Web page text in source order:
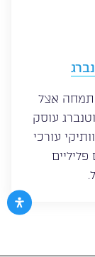
עורכי הדין משנת 1997, התמחה אצל
עוסק
הינו מוותיקי עורכי